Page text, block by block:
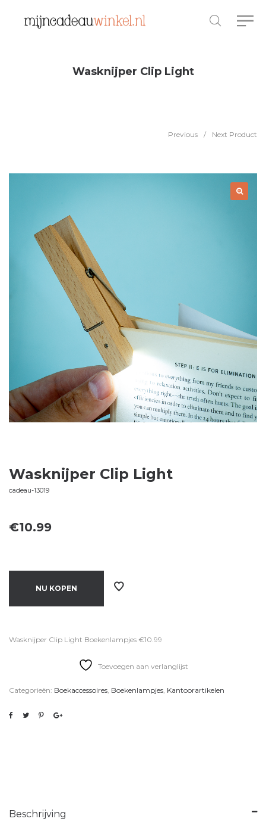
Wasknijper Clip Light
Previous / Next Product
Wasknijper Clip Light
cadeau-13019
€10.99
NU KOPEN
Wasknijper Clip Light Boekenlampjes €10.99
Toevoegen aan verlanglijst
Categorieën: Boekaccessoires, Boekenlampjes, Kantoorartikelen
Beschrijving